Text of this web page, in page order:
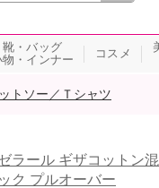
靴・バッグ
物・インナー
コスメ
トソー／Ｔシャツ
ラール ギザコットン
ク プルオーバー